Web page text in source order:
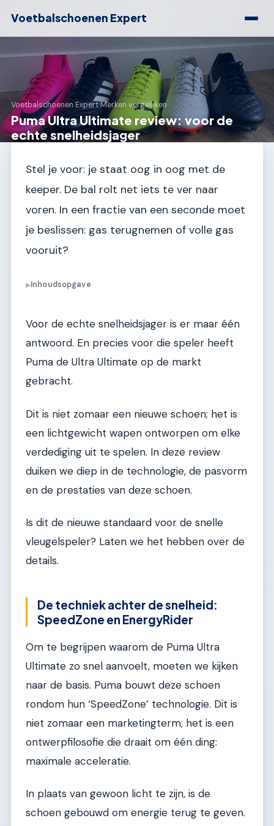
Voetbalschoenen Expert
Voetbalschoenen Expert›Merken vergelijken
Puma Ultra Ultimate review: voor de
echte snelheidsjager
Stel je voor: je staat oog in oog met de
keeper. De bal rolt net iets te ver naar
voren. In een fractie van een seconde moet
je beslissen: gas terugnemen of volle gas
vooruit?
▶Inhoudsopgave
Voor de echte snelheidsjager is er maar één
antwoord. En precies voor die speler heeft
Puma de Ultra Ultimate op de markt
gebracht.
Dit is niet zomaar een nieuwe schoen; het is
een lichtgewicht wapen ontworpen om elke
verdediging uit te spelen. In deze review
duiken we diep in de technologie, de pasvorm
en de prestaties van deze schoen.
Is dit de nieuwe standaard voor de snelle
vleugelspeler? Laten we het hebben over de
details.
De techniek achter de snelheid:
SpeedZone en EnergyRider
Om te begrijpen waarom de Puma Ultra
Ultimate zo snel aanvoelt, moeten we kijken
naar de basis. Puma bouwt deze schoen
rondom hun ‘SpeedZone’ technologie. Dit is
niet zomaar een marketingterm; het is een
ontwerpfilosofie die draait om één ding:
maximale acceleratie.
In plaats van gewoon licht te zijn, is de
schoen gebouwd om energie terug te geven.